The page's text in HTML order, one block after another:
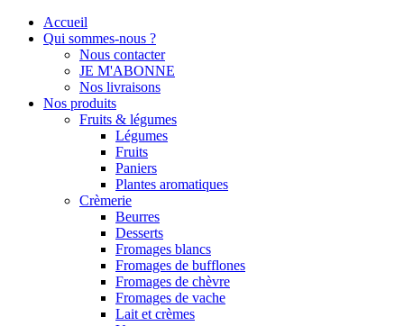
Accueil
Qui sommes-nous ?
Nous contacter
JE M'ABONNE
Nos livraisons
Nos produits
Fruits & légumes
Légumes
Fruits
Paniers
Plantes aromatiques
Crèmerie
Beurres
Desserts
Fromages blancs
Fromages de bufflones
Fromages de chèvre
Fromages de vache
Lait et crèmes